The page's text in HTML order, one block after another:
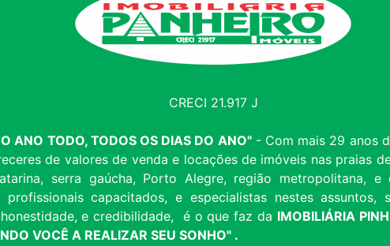
CRECI 21.917 J
ANO TODO, TODOS OS DIAS DO ANO"- Com mais 29 anos
de valores de venda e locações de imóveis nas praias
serra gaúcha, Porto Alegre, região metropolitana,
capacitados, e especialistas nestes
e credibilidade, é o que faz da IMOBILIÁRIA
VOCÊ A REALIZAR SEU SONHO" .